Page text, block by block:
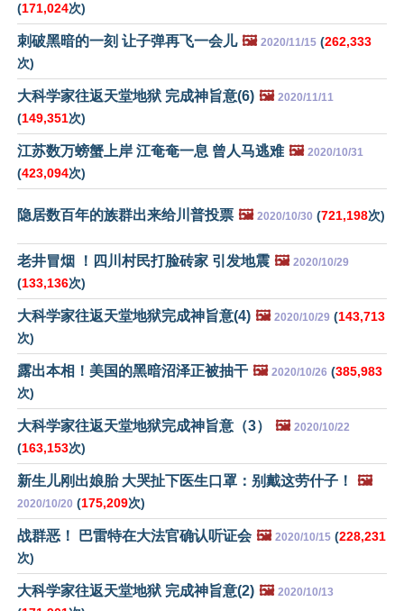
(171,024次)
刺破黑暗的一刻 让子弹再飞一会儿 🖼️ 2020/11/15 (262,333
次)
大科学家往返天堂地狱 完成神旨意(6) 🖼️ 2020/11/11
(149,351次)
江苏数万螃蟹上岸 江奄奄一息 曾人马逃难 🖼️ 2020/10/31
(423,094次)
隐居数百年的族群出来给川普投票 🖼️ 2020/10/30 (721,198次)
老井冒烟 ！四川村民打脸砖家 引发地震 🖼️ 2020/10/29
(133,136次)
大科学家往返天堂地狱完成神旨意(4) 🖼️ 2020/10/29 (143,713
次)
露出本相！美国的黑暗沼泽正被抽干 🖼️ 2020/10/26 (385,983
次)
大科学家往返天堂地狱完成神旨意（3） 🖼️ 2020/10/22
(163,153次)
新生儿刚出娘胎 大哭扯下医生口罩：别戴这劳什子！ 🖼️
2020/10/20 (175,209次)
战群恶！ 巴雷特在大法官确认听证会 🖼️ 2020/10/15 (228,231
次)
大科学家往返天堂地狱 完成神旨意(2) 🖼️ 2020/10/13